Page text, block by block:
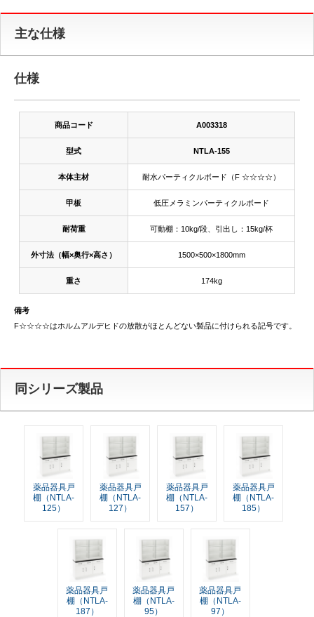
主な仕様
仕様
商品コード A003318
型式 NTLA-155
本体主材 耐水パーティクルボード（F ☆☆☆☆）
甲板 低圧メラミンパーティクルボード
耐荷重 可動棚：10kg/段、引出し：15kg/杯
外寸法（幅×奥行×高さ） 1500×500×1800mm
重さ 174kg
備考
F☆☆☆☆はホルムアルデヒドの放散がほとんどない製品に付けられる記号です。
同シリーズ製品
薬品器具戸
棚（NTLA-
125）
薬品器具戸
棚（NTLA-
127）
薬品器具戸
棚（NTLA-
157）
薬品器具戸
棚（NTLA-
185）
薬品器具戸
棚（NTLA-
187）
薬品器具戸
棚（NTLA-
95）
薬品器具戸
棚（NTLA-
97）